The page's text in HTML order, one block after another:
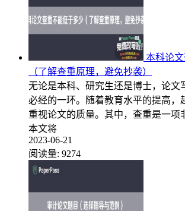
本科论
（了解查重原理，避免抄袭）
无论是本科、研究生还是博士，论文
必经的一环。随着教育水平的提高，
重视论文的质量。其中，查重是一项
本文将
2023-06-21
阅读量: 9274